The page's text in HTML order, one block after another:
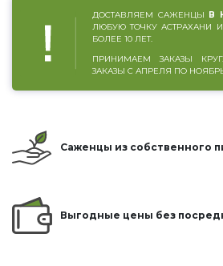
ДОСТАВЛЯЕМ САЖЕНЦЫ В
ЛЮБУЮ ТОЧКУ АСТРАХАНИ
БОЛЕЕ 10 ЛЕТ.
ПРИНИМАЕМ ЗАКАЗЫ
ЗАКАЗЫ С АПРЕЛЯ ПО
Саженцы из собственного
Выгодные цены без